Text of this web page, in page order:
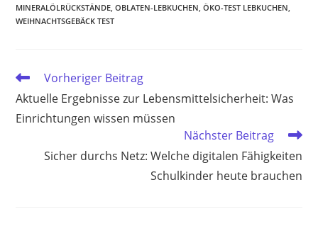
MINERALÖLRÜCKSTÄNDE OBLATEN-LEBKUCHEN ÖKO-TEST LEBKUCHEN
WEIHNACHTSGEBÄCK TEST
Weitere
ansehen
Vorheriger Beitrag
Aktuelle Ergebnisse zur Lebensmittelsicherheit: Was
Einrichtungen wissen müssen
Nächster Beitrag
Sicher durchs Netz: Welche digitalen Fähigkeiten
Schulkinder heute brauchen